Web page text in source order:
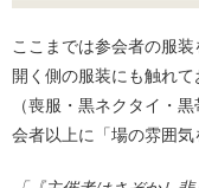
ここまでは参会者の服
開く側の服装にも触れ
（喪服・黒ネクタイ・
会者以上に「場の雰囲気